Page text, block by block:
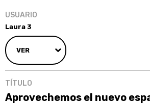
VER
Laura 3
Aprovechemos el nuevo